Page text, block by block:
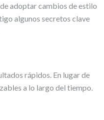
adoptar cambios de estilo
algunos secretos clave
rápidos. En lugar de
a lo largo del tiempo.